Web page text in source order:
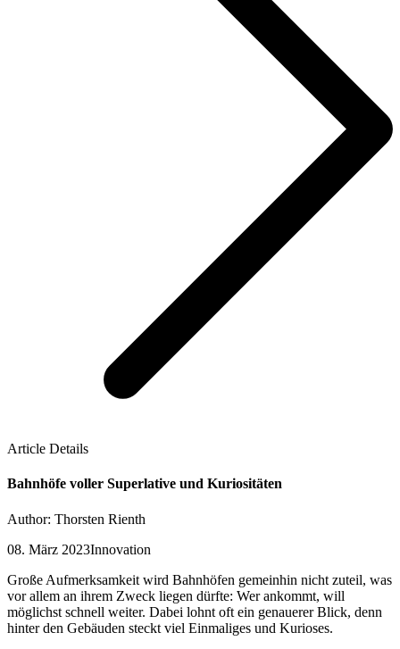
Article Details
Bahnhöfe voller Superlative und Kuriositäten
Author: Thorsten Rienth
08. März 2023Innovation
Große Aufmerksamkeit wird Bahnhöfen gemeinhin nicht zuteil, was
vor allem an ihrem Zweck liegen dürfte: Wer ankommt, will
möglichst schnell weiter. Dabei lohnt oft ein genauerer Blick, denn
hinter den Gebäuden steckt viel Einmaliges und Kurioses.